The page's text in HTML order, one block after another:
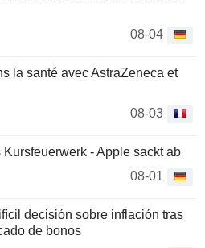
08-04
la santé avec AstraZeneca et
08-03
- Apple sackt ab
08-01
decisión sobre inflación tras
de bonos